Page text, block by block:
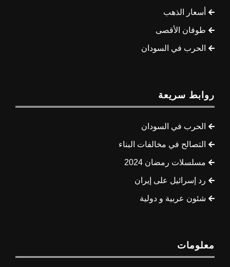
أسعار الذهب
طوفان الأقصى
الحرب في السودان
روابط سريعة
الحرب في السودان
التصالح في مخالفات البناء
مسلسلات رمضان 2024
رد إسرائيل على إيران
شئون عربية و دولية
معلومات